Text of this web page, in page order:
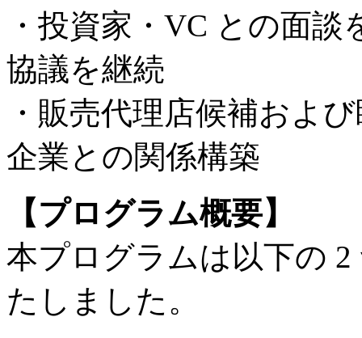
・投資家・VC との面
協議を継続
・販売代理店候補およ
企業との関係構築
【プログラム概要】
本プログラムは以下の
たしました。